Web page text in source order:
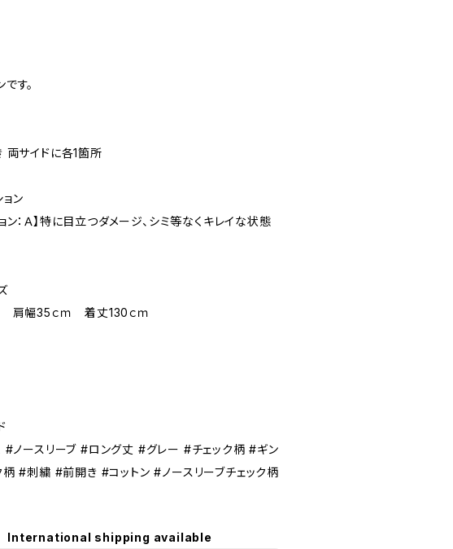
す。
両サイドに各1箇所
ン
ョン：Ａ】特に目立つダメージ、シミ等なくキレイな状態
肩幅35ｃｍ 着丈130ｃｍ
#ノースリーブ #ロング丈 #グレー #チェック柄 #ギン
柄 #刺繍 #前開き #コットン #ノースリーブチェック柄
International shipping available